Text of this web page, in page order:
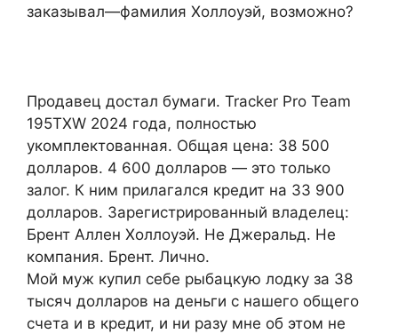
заказывал—фамилия Холлоуэй, возможно?
Продавец достал бумаги. Tracker Pro Team
195TXW 2024 года, полностью
укомплектованная. Общая цена: 38 500
долларов. 4 600 долларов — это только
залог. К ним прилагался кредит на 33 900
долларов. Зарегистрированный владелец:
Брент Аллен Холлоуэй. Не Джеральд. Не
компания. Брент. Лично.
Мой муж купил себе рыбацкую лодку за 38
тысяч долларов на деньги с нашего общего
счета и в кредит, и ни разу мне об этом не